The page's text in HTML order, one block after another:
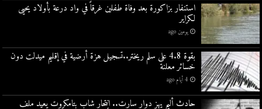
استنفار بزاكورة بعد وفاة طفلين غرقاً في واد درعة بأولاد يحيى
لكراير
يومين ago
بقوة 4.8 على سلم ريختر..تسجيل هزة أرضية في إقليم ميدلت دون
خسائر معلنة
4 أيام ago
حادث أليم يهز دوار سارت.. انتحار شاب بتامكروت يعيد ملف